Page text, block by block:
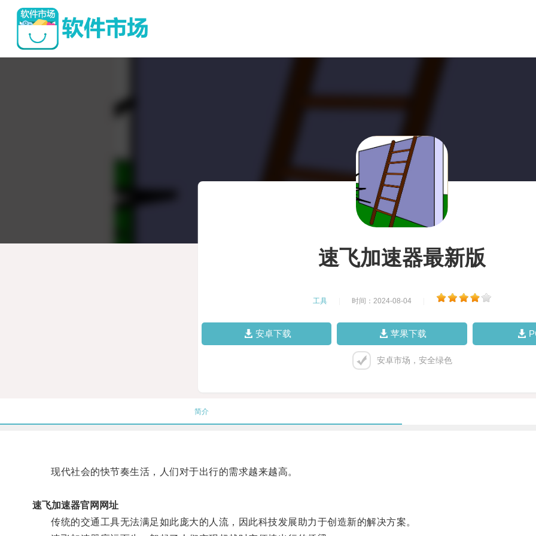
速飞加速器最新版
工具 时间：2024-08-04
安卓下载 苹果下载
安卓市场，安全绿色
简介
现代社会的快节奏生活，人们对于出行的需求越来越高。
速飞加速器官网网址
传统的交通工具无法满足如此庞大的人流，因此科技发展助力于创造新的解决方案。